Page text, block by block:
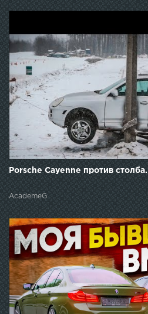
Porsche Cayenne против столба.
AcademeG